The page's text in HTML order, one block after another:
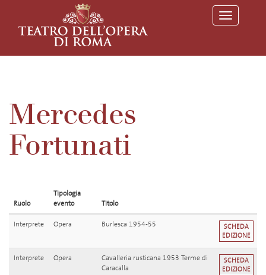
T
o
l
Mercedes
Fortunati
Ruolo
Tipologia
evento
Titolo
Interprete Opera Burlesca 1954-55
SCHEDA
EDIZIONE
Interprete Opera
Cavalleria rusticana 1953 Terme di
Caracalla
SCHEDA
EDIZIONE